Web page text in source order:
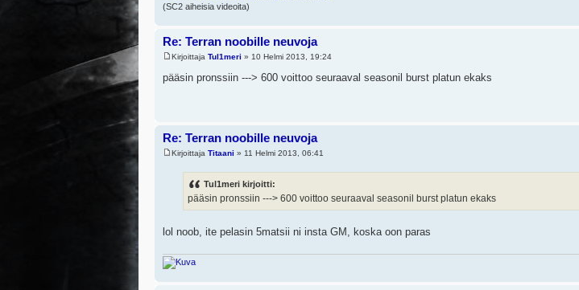
(SC2 aiheisia videoita)
Re: Terran noobille neuvoja
Kirjoittaja Tul1meri » 10 Helmi 2013, 19:24
pääsin pronssiin ---> 600 voittoo seuraaval seasonil burst platun ekaks
Re: Terran noobille neuvoja
Kirjoittaja Titaani » 11 Helmi 2013, 06:41
Tul1meri kirjoitti:
pääsin pronssiin ---> 600 voittoo seuraaval seasonil burst platun ekaks
lol noob, ite pelasin 5matsii ni insta GM, koska oon paras